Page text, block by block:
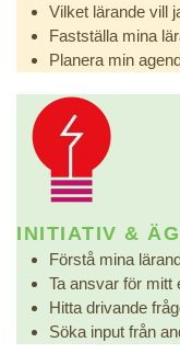
Vilket lärande vill
Fastställa mina
Planera min
INITIATIV &
Förstå mina
Ta ansvar för mitt
Hitta drivande
Söka input från